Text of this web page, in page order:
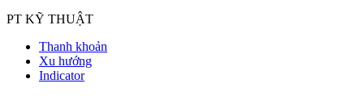
PT KỸ THUẬT
Thanh khoản
Xu hướng
Indicator